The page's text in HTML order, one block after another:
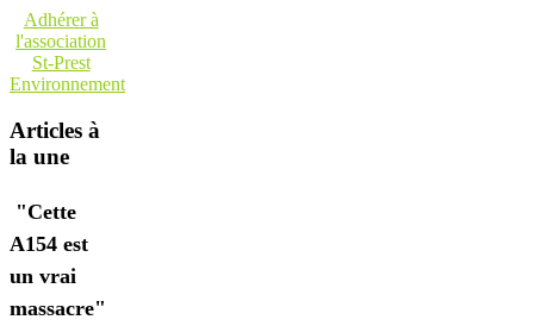
Adhérer à
l'association
St-Prest
Environnement
Articles à
la une
"Cette
A154 est
un vrai
massacre"